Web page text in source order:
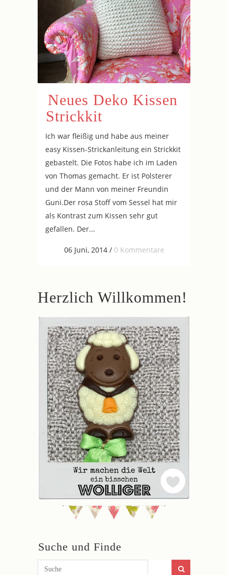
Neues Deko Kissen
Strickkit
Ich war fleißig und habe aus meiner
easy Kissen-Strickanleitung ein Strickkit
gebastelt. Die Fotos habe ich im Laden
von Thomas gemacht. Er ist Polsterer
und der Mann von meiner Freundin
Guni.Der rosa Stoff vom Sessel hat mir
als Kontrast zum Kissen sehr gut
gefallen. Der...
06 Juni, 2014/ 0 Kommentare
Herzlich Willkommen!
Suche und Finde